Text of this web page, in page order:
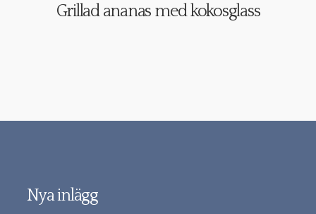
Grillad ananas med kokosglass
Nya inlägg